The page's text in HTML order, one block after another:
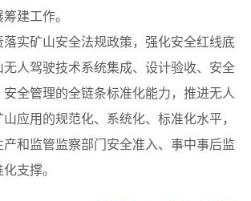
建工作。
实矿山安全法规政策，强化安全红线底
人驾驶技术系统集成、设计验收、安全
全管理的全链条标准化能力，推进无人
应用的规范化、系统化、标准化水平，
和监管监察部门安全准入、事中事后监
支撑。